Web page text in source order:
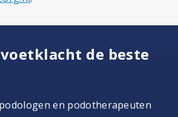
de beste
en podotherapeuten